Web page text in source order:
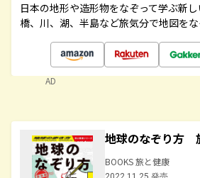
日本の地形や造形物をなぞって学ぶ新
橋、川、湖、半島など旅気分で地図を
AD
地球のなぞり方
BOOKS 旅と健康